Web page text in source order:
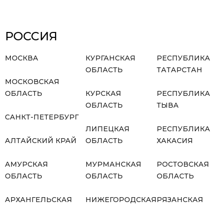
РОССИЯ
МОСКВА
МОСКОВСКАЯ
ОБЛАСТЬ
САНКТ-ПЕТЕРБУРГ
АЛТАЙСКИЙ КРАЙ
АМУРСКАЯ
ОБЛАСТЬ
АРХАНГЕЛЬСКАЯ
КУРГАНСКАЯ
ОБЛАСТЬ
КУРСКАЯ
ОБЛАСТЬ
ЛИПЕЦКАЯ
ОБЛАСТЬ
МУРМАНСКАЯ
ОБЛАСТЬ
НИЖЕГОРОДСКАЯ
РЕСПУБЛИКА
ТАТАРСТАН
РЕСПУБЛИКА
ТЫВА
РЕСПУБЛИКА
ХАКАСИЯ
РОСТОВСКАЯ
ОБЛАСТЬ
РЯЗАНСКАЯ